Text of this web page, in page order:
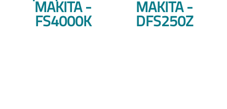
MAKITA -
FS4000K
MAKITA -
DFS250Z